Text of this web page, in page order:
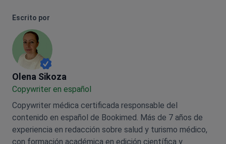
Escrito por
Olena Sikoza
Olena Sikoza
Сopywriter en español
Copywriter médica certificada responsable del
contenido en español de Bookimed. Más de 7 años de
experiencia en redacción sobre salud y turismo médico,
con formación académica en edición científica y